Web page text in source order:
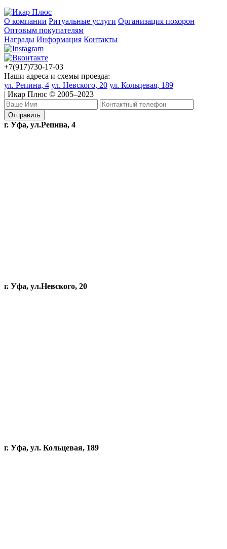
О компании Ритуальные услуги Организация похорон
Оптовым покупателям
Награды Информация Контакты
+7(917)730-17-03
Наши адреса и схемы проезда:
ул. Репина, 4 ул. Невского, 20 ул. Кольцевая, 189
| Икар Плюс © 2005–2023
г. Уфа, ул.Репина, 4
г. Уфа, ул.Невского, 20
г. Уфа, ул. Кольцевая, 189